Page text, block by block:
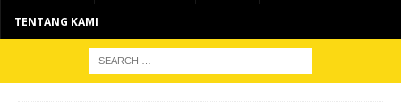
TENTANG KAMI